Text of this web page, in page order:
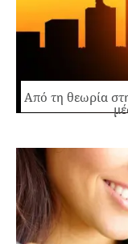
Από τη θεωρία